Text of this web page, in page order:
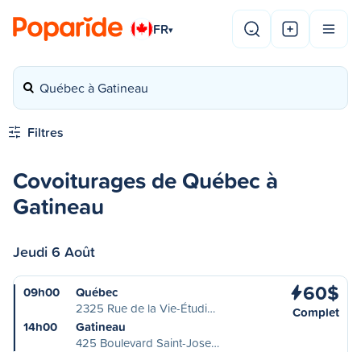
FR▾
Québec à Gatineau
Filtres
Covoiturages de Québec à
Gatineau
Jeudi 6 Août
09h00
Québec
2325 Rue de la Vie-Étudi…
14h00
Gatineau
425 Boulevard Saint-Jose…
60$
Complet